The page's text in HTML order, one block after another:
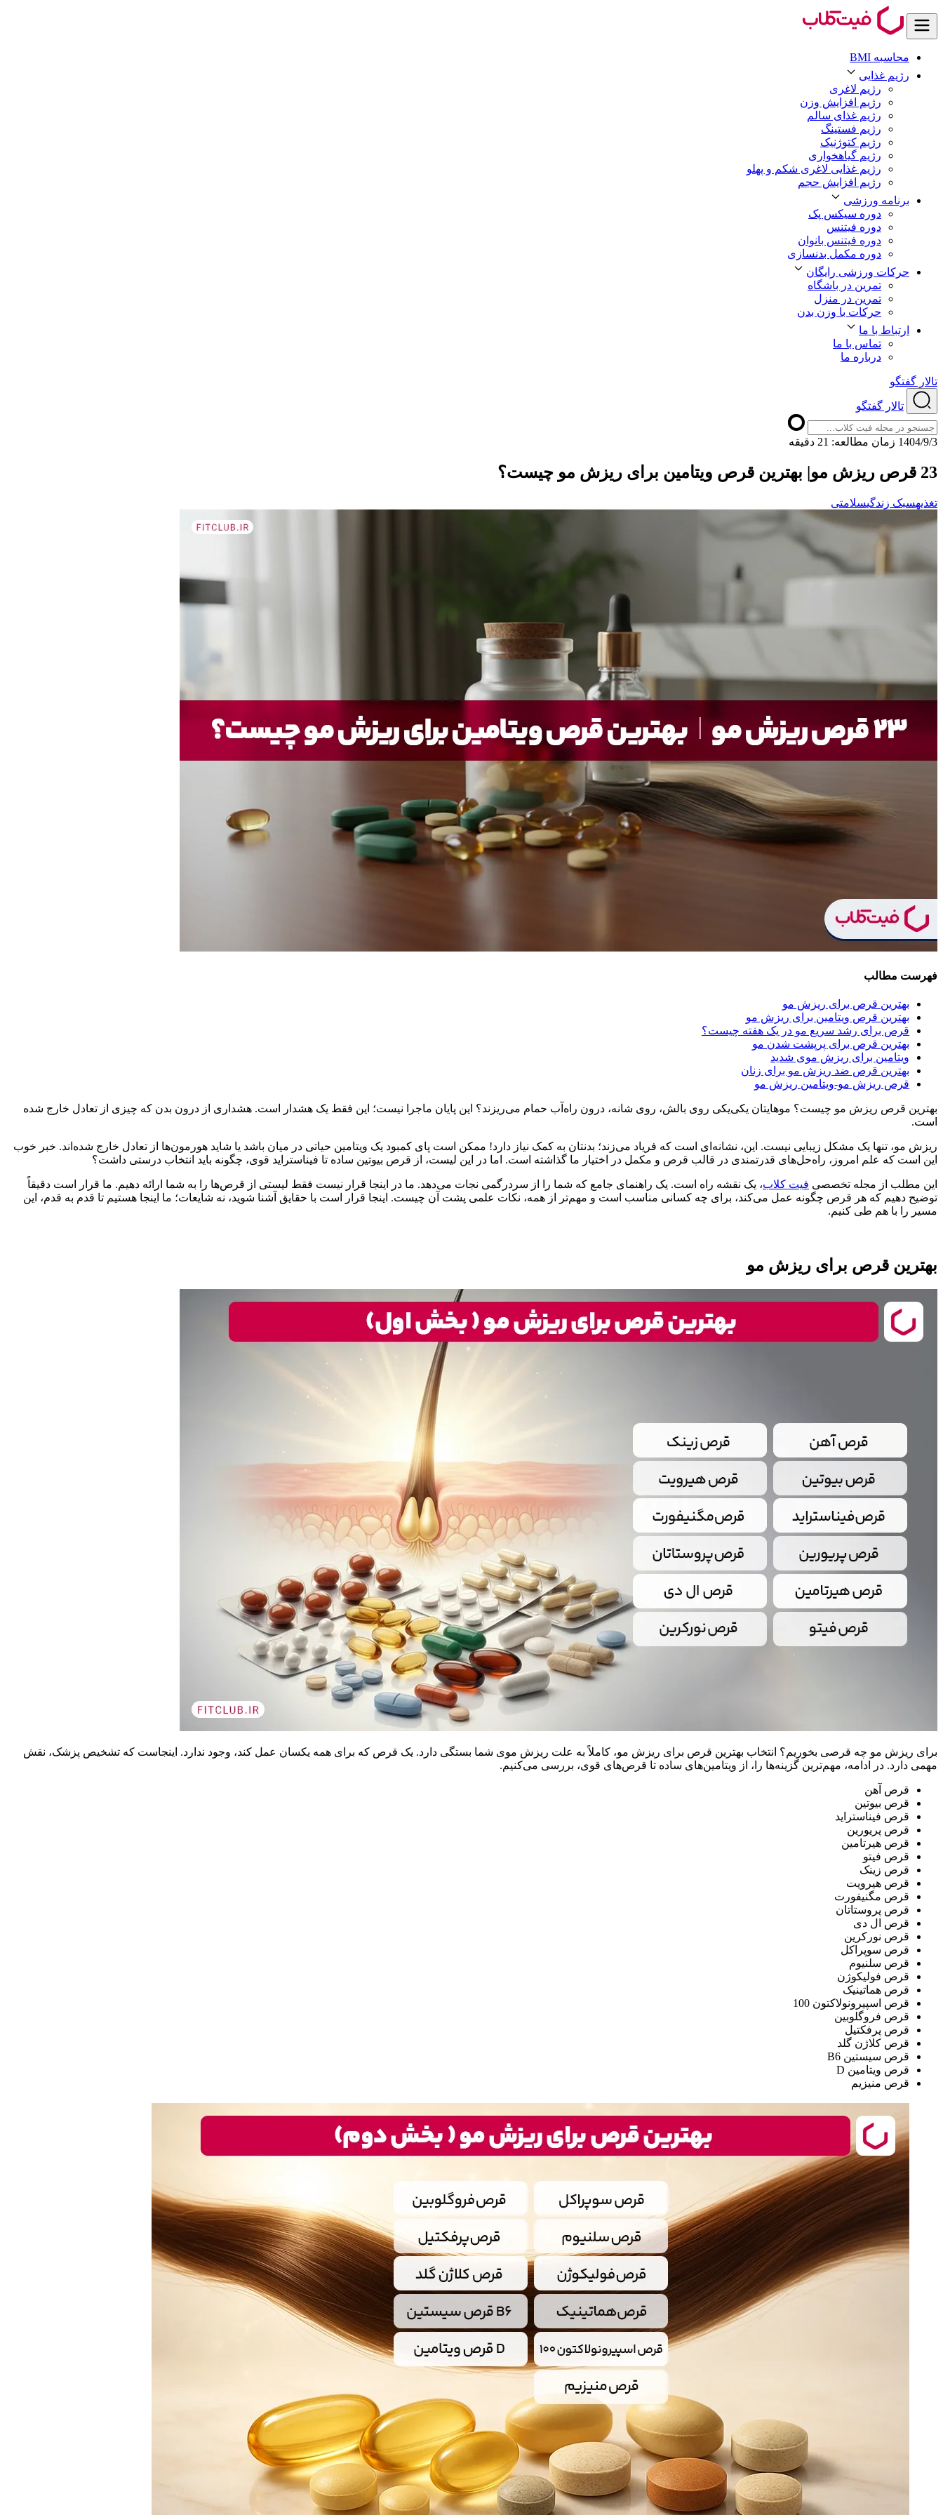
محاسبه BMI
رژیم غذایی
رژیم لاغری
رژیم افزایش وزن
رژیم غذای سالم
رژیم فستینگ
رژیم کتوژنیک
رژیم گیاهخواری
رژیم غذایی لاغری شکم و پهلو
رژیم افزایش حجم
برنامه ورزشی
دوره سیکس پک
دوره فیتنس
دوره فیتنس بانوان
دوره مکمل بدنسازی
حرکات ورزشی رایگان
تمرین در باشگاه
تمرین در منزل
حرکات با وزن بدن
ارتباط با ما
تماس با ما
درباره ما
تالار گفتگو
تالار گفتگو
1404/9/3 ﺯﻣﺎﻥ ﻣﻄﺎﻟﻌﻪ: 21 دقیقه
23 قرص ریزش مو| بهترین قرص ویتامین برای ریزش مو چیست؟
تغذیهسبک زندگیسلامتی
فهرست مطالب
بهترین قرص برای ریزش مو
بهترین قرص ویتامین برای ریزش مو
قرص برای رشد سریع مو در یک هفته چیست؟
بهترین قرص برای پرپشت شدن مو
ویتامین برای ریزش موی شدید
بهترین قرص ضد ریزش مو برای زنان
قرص ریزش مو-ویتامین ریزش مو
بهترین قرص ریزش مو چیست؟ موهایتان یکی‌یکی روی بالش، روی شانه، درون راه‌آب حمام می‌ریزند؟ این پایان ماجرا نیست؛ این فقط یک هشدار است. هشداری از درون بدن که چیزی از تعادل خارج شده
است.
ریزش مو، تنها یک مشکل زیبایی نیست. این، نشانه‌ای است که فریاد می‌زند؛ بدنتان به کمک نیاز دارد! ممکن است پای کمبود یک ویتامین حیاتی در میان باشد یا شاید هورمون‌ها از تعادل خارج شده‌اند. خبر خوب
این است که علم امروز، راه‌حل‌های قدرتمندی در قالب قرص و مکمل در اختیار ما گذاشته است. اما در این لیست، از قرص بیوتین ساده تا فیناستراید قوی، چگونه باید انتخاب درستی داشت؟
این مطلب از مجله تخصصی فیت کلاب، یک نقشه راه است. یک راهنمای جامع که شما را از سردرگمی نجات می‌دهد. ما در اینجا قرار نیست فقط لیستی از قرص‌ها را به شما ارائه دهیم. ما قرار است دقیقاً
توضیح دهیم که هر قرص چگونه عمل می‌کند، برای چه کسانی مناسب است و مهم‌تر از همه، نکات علمی پشت آن چیست. اینجا قرار است با حقایق آشنا شوید، نه شایعات؛ ما اینجا هستیم تا قدم به قدم، این
مسیر را با هم طی کنیم.
بهترین قرص برای ریزش مو
برای ریزش مو چه قرصی بخوریم؟ انتخاب بهترین قرص برای ریزش مو، کاملاً به علت ریزش موی شما بستگی دارد. یک قرص که برای همه یکسان عمل کند، وجود ندارد. اینجاست که تشخیص پزشک، نقش
مهمی دارد. در ادامه، مهم‌ترین گزینه‌ها را، از ویتامین‌های ساده تا قرص‌های قوی، بررسی می‌کنیم.
قرص آهن
قرص بیوتین
قرص فیناستراید
قرص پریورین
قرص هیرتامین
قرص فیتو
قرص زینک
قرص هیرویت
قرص مگنیفورت
قرص پروستاتان
قرص ال دی
قرص نورکرین
قرص سوپراکل
قرص سلنیوم
قرص فولیکوژن
قرص هماتینیک
قرص اسپیرونولاکتون 100
قرص فروگلوبین
قرص پرفکتیل
قرص کلاژن گلد
قرص سیستین B6
قرص ویتامین D
قرص منیزیم